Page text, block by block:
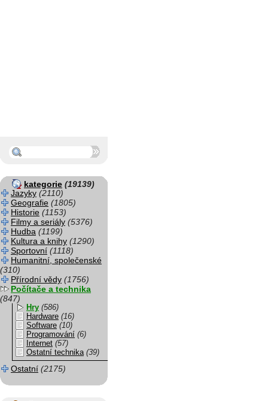
kategorie (19139)
Jazyky (2110)
Geografie (1805)
Historie (1153)
Filmy a seriály (5376)
Hudba (1199)
Kultura a knihy (1290)
Sportovní (1118)
Humanitní, společenské
(310)
Přírodní vědy (1756)
Počítače a technika
(847)
Hry (586)
Hardware (16)
Software (10)
Programování (6)
Internet (57)
Ostatní technika (39)
Ostatní (2175)